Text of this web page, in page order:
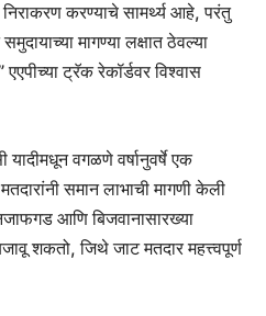
निराकरण करण्याचे सामर्थ्य आहे, परंतु
मागण्या लक्षात ठेवल्या
ट्रॅक रेकॉर्डवर विश्वास
वगळणे वर्षानुवर्षे एक
समान लाभाची मागणी केली
आणि बिजवानासारख्या
शकतो, जिथे जाट मतदार महत्त्वपूर्ण